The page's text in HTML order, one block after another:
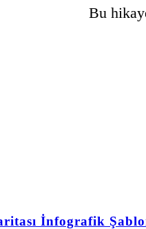
Bu
İnfografik